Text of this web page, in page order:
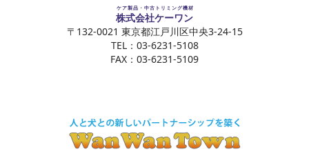
株式会社ケーワン
ケア製品・中古トリミング機材
〒132-0021 東京都江戸川区中央3-24-15
TEL：03-6231-5108
FAX：03-6231-5109